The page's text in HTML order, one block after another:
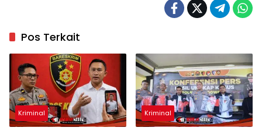
Pos Terkait
Kriminal Kriminal